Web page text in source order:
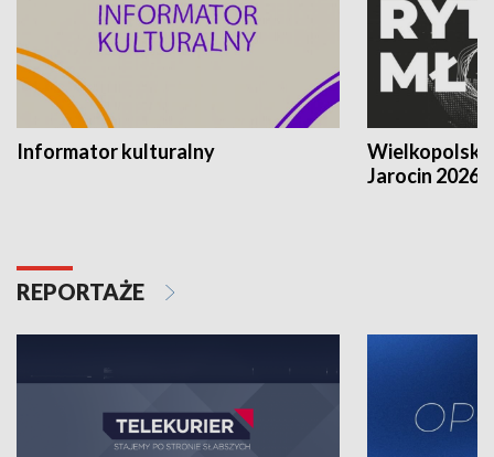
Informator kulturalny
Jarocin 2026
REPORTAŻE